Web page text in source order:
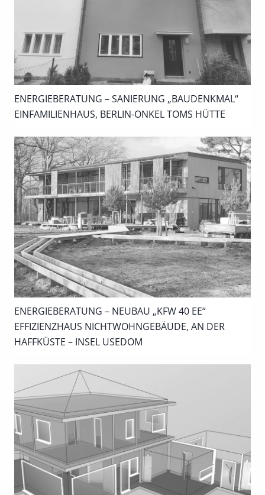
ENERGIEBERATUNG – SANIERUNG „BAUDENKMAL“
EINFAMILIENHAUS, BERLIN-ONKEL TOMS HÜTTE
ENERGIEBERATUNG – NEUBAU „KFW 40 EE“
EFFIZIENZHAUS NICHTWOHNGEBÄUDE, AN DER
HAFFKÜSTE – INSEL USEDOM